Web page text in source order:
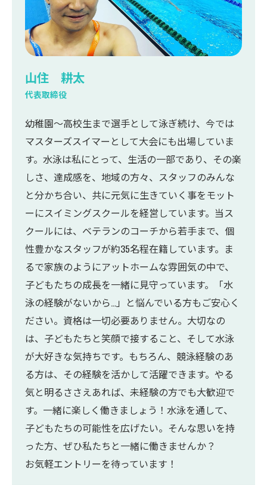
山住 耕太
代表取締役
幼稚園～高校生まで選手として泳ぎ続け、今では
マスターズスイマーとして大会にも出場していま
す。水泳は私にとって、生活の一部であり、その楽
しさ、達成感を、地域の方々、スタッフのみんな
と分かち合い、共に元気に生きていく事をモット
ーにスイミングスクールを経営しています。当ス
クールには、ベテランのコーチから若手まで、個
性豊かなスタッフが約35名程在籍しています。ま
るで家族のようにアットホームな雰囲気の中で、
子どもたちの成長を一緒に見守っています。「水
泳の経験がないから…」と悩んでいる方もご安心く
ださい。資格は一切必要ありません。大切なの
は、子どもたちと笑顔で接すること、そして水泳
が大好きな気持ちです。もちろん、競泳経験のあ
る方は、その経験を活かして活躍できます。やる
気と明るささえあれば、未経験の方でも大歓迎で
す。一緒に楽しく働きましょう！水泳を通して、
子どもたちの可能性を広げたい。そんな思いを持
った方、ぜひ私たちと一緒に働きませんか？
お気軽エントリーを待っています！